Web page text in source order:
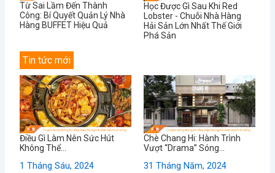
Từ Sai Lầm Đến Thành
Công: Bí Quyết Quản Lý Nhà
Hàng BUFFET Hiệu Quả
Học Được Gì Sau Khi Red
Lobster - Chuỗi Nhà Hàng
Hải Sản Lớn Nhất Thế Giới
Phá Sản
Tin tức mới
Điều Gì Làm Nên Sức Hút
Không Thể...
1 Tháng Sáu, 2024
Chè Chang Hi: Hành Trình
Vượt “Drama” Sóng...
31 Tháng Năm, 2024